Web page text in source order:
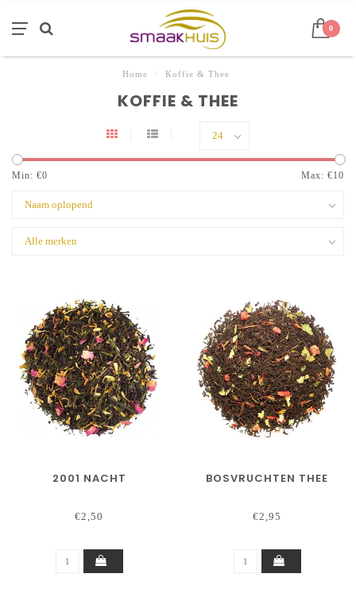
0
Home Koffie & Thee
KOFFIE & THEE
Min: €0 Max: €10
2001 NACHT
€2,50
BOSVRUCHTEN THEE
€2,95